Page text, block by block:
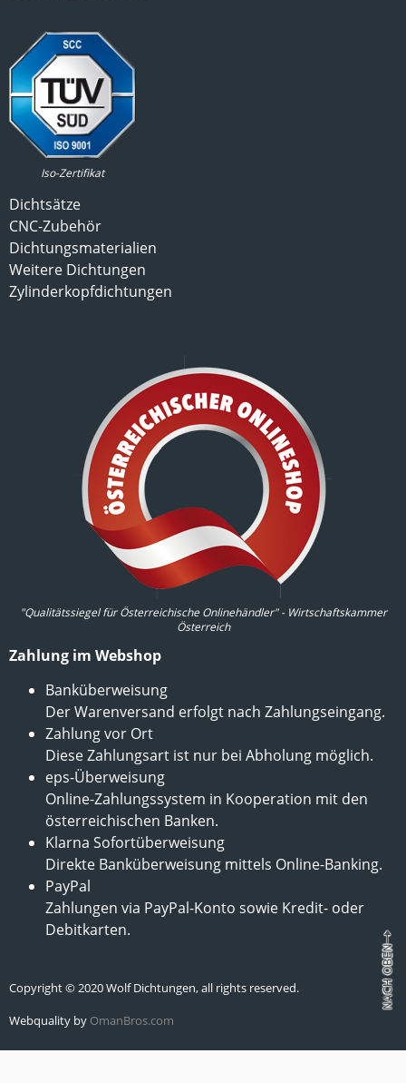
Iso-Zertifikat
Dichtsätze
CNC-Zubehör
Dichtungsmaterialien
Weitere Dichtungen
Zylinderkopfdichtungen
"Qualitätssiegel für Österreichische Onlinehändler" - Wirtschaftskammer
Österreich
Zahlung im Webshop
Banküberweisung
Der Warenversand erfolgt nach Zahlungseingang.
Zahlung vor Ort
Diese Zahlungsart ist nur bei Abholung möglich.
eps-Überweisung
Online-Zahlungssystem in Kooperation mit den
österreichischen Banken.
Klarna Sofortüberweisung
Direkte Banküberweisung mittels Online-Banking.
PayPal
Zahlungen via PayPal-Konto sowie Kredit- oder
Debitkarten.
Copyright © 2020 Wolf Dichtungen, all rights reserved.
Webquality by OmanBros.com